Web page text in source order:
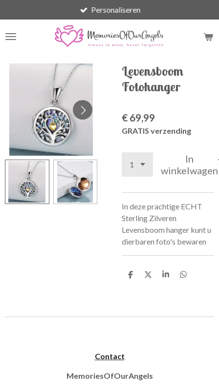
direct
naar
Personaliseren
Levensboom
Fotohanger
€ 69,99
GRATIS verzending
In
winkelwagen
In deze prachtige ECHT
Sterling Zilveren
Levensboom hanger kunt u
dierbaren foto's bewaren
D
D
S
D
Contact
MemoriesOfOurAngels